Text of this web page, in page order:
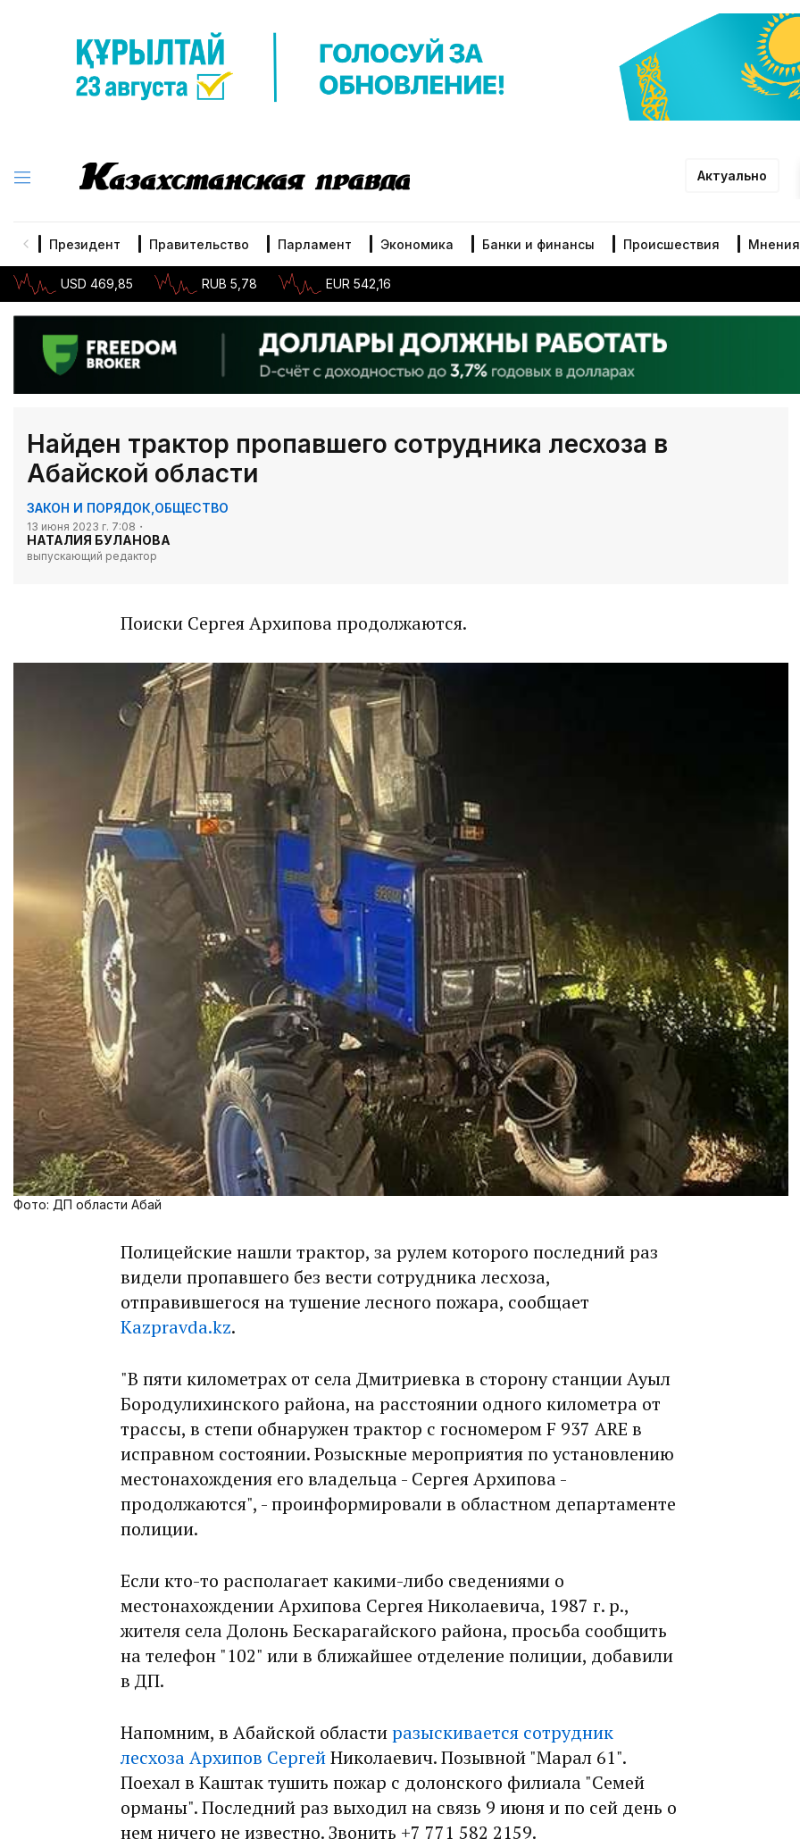
Актуально
Президент Правительство Парламент Экономика Банки и финансы Происшествия Мнения
USD 469,85 RUB 5,78 EUR 542,16
Найден трактор пропавшего сотрудника лесхоза в
Абайской области
ЗАКОН И ПОРЯДОК ОБЩЕСТВО
13 июня 2023 г. 7:08
НАТАЛИЯ БУЛАНОВА
выпускающий редактор
Поиски Сергея Архипова продолжаются.
Фото: ДП области Абай
Полицейские нашли трактор, за рулем которого последний раз
видели пропавшего без вести сотрудника лесхоза,
отправившегося на тушение лесного пожара, сообщает
Kazpravda.kz.
"В пяти километрах от села Дмитриевка в сторону станции Ауыл
Бородулихинского района, на расстоянии одного километра от
трассы, в степи обнаружен трактор с госномером F 937 ARE в
исправном состоянии. Розыскные мероприятия по установлению
местонахождения его владельца - Сергея Архипова -
продолжаются", - проинформировали в областном департаменте
полиции.
Если кто-то располагает какими-либо сведениями о
местонахождении Архипова Сергея Николаевича, 1987 г. р.,
жителя села Долонь Бескарагайского района, просьба сообщить
на телефон "102" или в ближайшее отделение полиции, добавили
в ДП.
Напомним, в Абайской областиразыскивается сотрудник
лесхоза Архипов СергейНиколаевич. Позывной "Марал 61".
Поехал в Каштак тушить пожар с долонского филиала "Семей
орманы". Последний раз выходил на связь 9 июня и по сей день о
нем ничего не известно. Звонить +7 771 582 2159.